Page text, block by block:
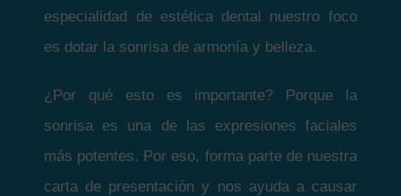
especialidad de estética dental nuestro foco
es dotar la sonrisa de armonía y belleza.
¿Por qué esto es importante? Porque la
sonrisa es una de las expresiones faciales
más potentes. Por eso, forma parte de nuestra
carta de presentación y nos ayuda a causar